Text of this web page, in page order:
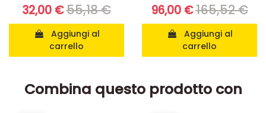
32,00 €55,18 €
carrello
96,00 €165,52 €
carrello
Combina questo prodotto con